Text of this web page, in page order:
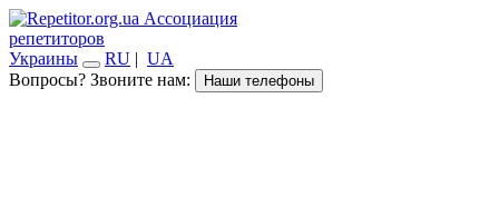
Ассоциация
репетиторов
Украины
RU | UA
Вопросы? Звоните нам:
Наши телефоны